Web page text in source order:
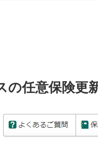
任意保険更